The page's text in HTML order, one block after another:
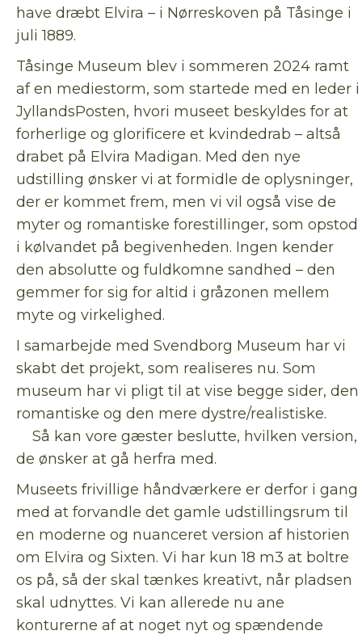
have dræbt Elvira – i Nørreskoven på Tåsinge i
juli 1889.
Tåsinge Museum blev i sommeren 2024 ramt
af en mediestorm, som startede med en leder i
JyllandsPosten, hvori museet beskyldes for at
forherlige og glorificere et kvindedrab – altså
drabet på Elvira Madigan. Med den nye
udstilling ønsker vi at formidle de oplysninger,
der er kommet frem, men vi vil også vise de
myter og romantiske forestillinger, som opstod
i kølvandet på begivenheden. Ingen kender
den absolutte og fuldkomne sandhed – den
gemmer for sig for altid i gråzonen mellem
myte og virkelighed.
I samarbejde med Svendborg Museum har vi
skabt det projekt, som realiseres nu. Som
museum har vi pligt til at vise begge sider, den
romantiske og den mere dystre/realistiske.
Så kan vore gæster beslutte, hvilken version,
de ønsker at gå herfra med.
Museets frivillige håndværkere er derfor i gang
med at forvandle det gamle udstillingsrum til
en moderne og nuanceret version af historien
om Elvira og Sixten. Vi har kun 18 m3 at boltre
os på, så der skal tænkes kreativt, når pladsen
skal udnyttes. Vi kan allerede nu ane
konturerne af at noget nyt og spændende